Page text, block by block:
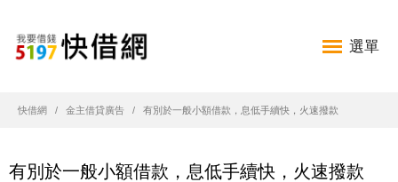
選單
快借網 金主借貸廣告 有別於一般小額借款，息低手續快，火速撥款
有別於一般小額借款，息低手續快，火速撥款